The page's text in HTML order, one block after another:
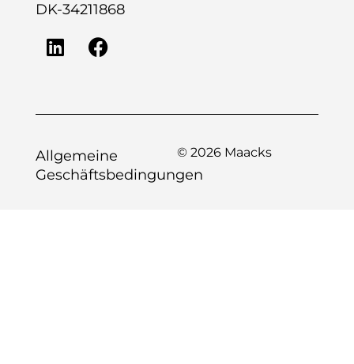
DK-34211868
© 2026 Maacks
Allgemeine
Geschäftsbedingungen